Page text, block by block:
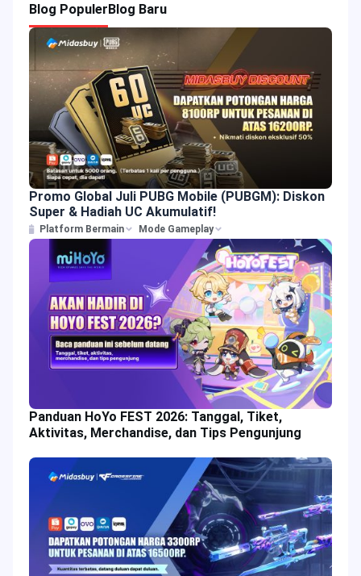
Blog PopulerBlog Baru
Promo Global Juli PUBG Mobile (PUBGM): Diskon
Super & Hadiah UC Akumulatif!
Platform Bermain Mode Gameplay
Panduan HoYo FEST 2026: Tanggal, Tiket,
Aktivitas, Merchandise, dan Tips Pengunjung